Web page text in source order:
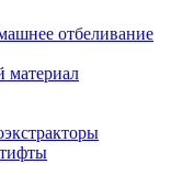
отбеливание